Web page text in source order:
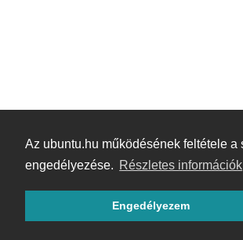
Az ubuntu.hu működésének feltétele a
engedélyezése. Részletes információk
Engedélyezem
Hoppá! Valami hiba történt. Frissítse az